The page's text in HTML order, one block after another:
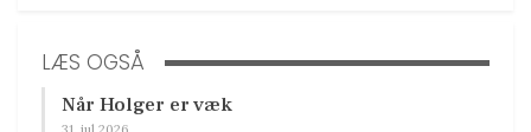
LÆS OGSÅ
Når Holger er væk